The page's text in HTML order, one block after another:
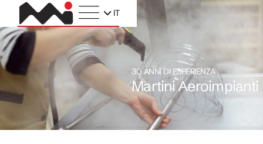
IT
30 ANNI DI ESPERIENZA
Martini Aeroimpianti